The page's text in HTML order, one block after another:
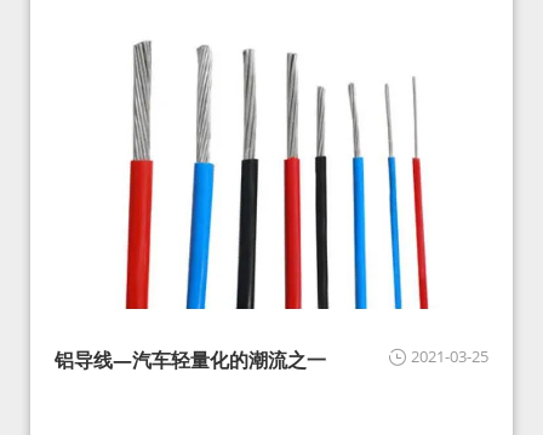
2021-03-25
铝导线—汽车轻量化的潮流之一